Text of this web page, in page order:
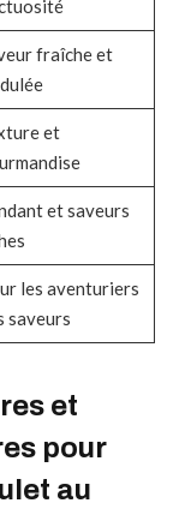
fraîche et
et
et saveurs
les aventuriers
saveurs
et
pour
au